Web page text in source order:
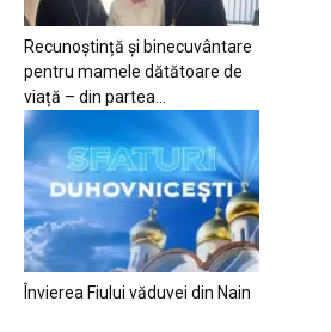
Recunoștință și binecuvântare
pentru mamele dătătoare de
viață – din partea...
Învierea Fiului văduvei din Nain